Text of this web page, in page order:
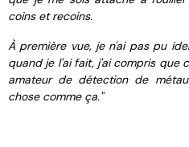
coins et recoins.
À première vue, je n'ai pas pu
quand je l'ai fait, j'ai compris que
amateur de détection de
chose comme ça."